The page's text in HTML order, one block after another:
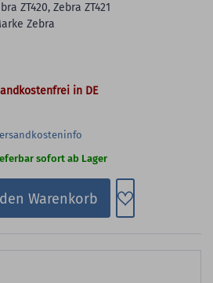
ZT420, Zebra ZT421
Zebra
in DE
sofort ab Lager
Warenkorb Zum